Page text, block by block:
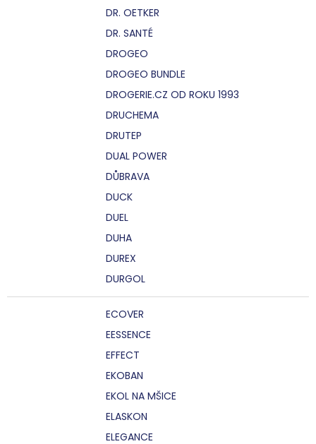
DR. OETKER
DR. SANTÉ
DROGEO
DROGEO BUNDLE
DROGERIE.CZ OD ROKU 1993
DRUCHEMA
DRUTEP
DUAL POWER
DŮBRAVA
DUCK
DUEL
DUHA
DUREX
DURGOL
ECOVER
EESSENCE
EFFECT
EKOBAN
EKOL NA MŠICE
ELASKON
ELEGANCE